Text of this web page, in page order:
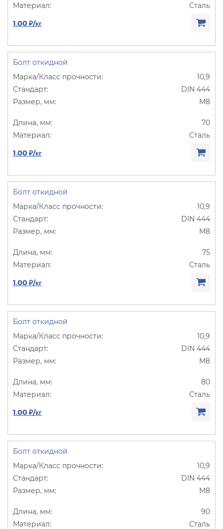
Сталь
1.00 ₽/кг
Болт откидной
10,9
DIN 444
М8
70
Сталь
1.00 ₽/кг
Болт откидной
10,9
DIN 444
М8
75
Сталь
1.00 ₽/кг
Болт откидной
10,9
DIN 444
М8
80
Сталь
1.00 ₽/кг
Болт откидной
10,9
DIN 444
М8
90
Сталь